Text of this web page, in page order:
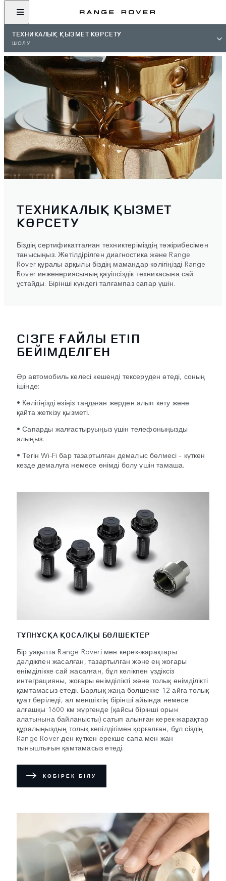
ТЕХНИКАЛЫҚ ҚЫЗМЕТ КӨРСЕТУ
ШОЛУ
ТЕХНИКАЛЫҚ ҚЫЗМЕТ
КӨРСЕТУ
Біздің сертификатталған техниктеріміздің тәжірибесімен
танысыңыз. Жетілдірілген диагностика және Range
Rover құралы арқылы біздің мамандар көлігіңізді Range
Rover инженериясының қауіпсіздік техникасына сай
ұстайды. Бірінші күндегі талғампаз сапар үшін.
СІЗГЕ ҒАЙЛЫ ЕТІП
БЕЙІМДЕЛГЕН
Әр автомобиль келесі кешенді тексеруден өтеді, соның
ішінде:
• Көлігіңізді өзіңіз таңдаған жерден алып кету және
қайта жеткізу қызметі.
• Сапарды жалғастыруыңыз үшін телефоныңызды
алыңыз.
• Тегін Wi-Fi бар тазартылған демалыс бөлмесі – күткен
кезде демалуға немесе өнімді болу үшін тамаша.
ТҰПНҰСҚА ҚОСАЛҚЫ БӨЛШЕКТЕР
Бір уақытта Range Roverі мен керек-жарақтары
дəлдікпен жасалған, тазартылған жəне ең жоғары
өнімділікке сай жасалған, бұл көлікпен үздіксіз
интеграцияны, жоғары өнімділікті жəне толық өнімділікті
қамтамасыз етеді. Барлық жаңа бөлшекке 12 айға толық
қуат беріледі, ал меншіктің бірінші айында немесе
алғашқы 1600 км жүргенде (қайсы бірінші орын
алатынына байланысты) сатып алынған керек-жарақтар
құралыңыздың толық кепілдігімен қорғалған, бұл сіздің
Range Rover-ден күткен ерекше сапа мен жан
тыныштығын қамтамасыз етеді.
КӨБІРЕК БІЛУ